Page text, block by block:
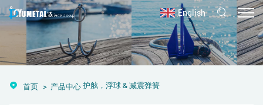
English
首页 产品中心护舷，浮球 & 减震弹簧